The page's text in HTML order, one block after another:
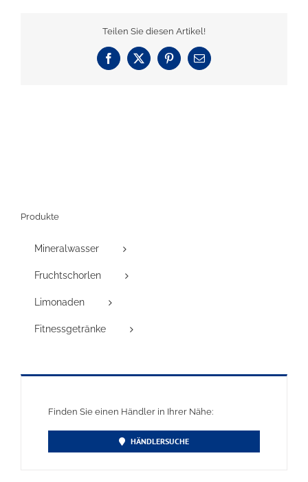
Teilen Sie diesen Artikel!
Facebook
X PinterestE-
Mail
Produkte
Mineralwasser
Fruchtschorlen
Limonaden
Fitnessgetränke
Finden Sie einen Händler in Ihrer Nähe:
HÄNDLERSUCHE